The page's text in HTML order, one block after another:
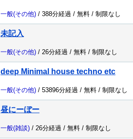
一般(その他) / 388分経過 / 無料 / 制限なし
未記入
一般(その他) / 26分経過 / 無料 / 制限なし
deep Minimal house techno etc
一般(その他) / 53896分経過 / 無料 / 制限なし
昼にーぼー
一般(雑談) / 26分経過 / 無料 / 制限なし